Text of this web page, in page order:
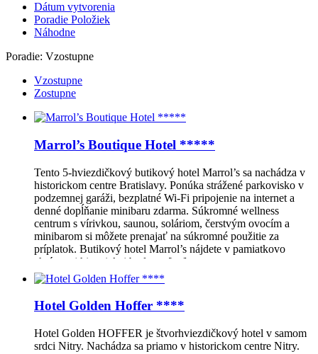
Dátum vytvorenia
Poradie Položiek
Náhodne
Poradie: Vzostupne
Vzostupne
Zostupne
Marrol’s Boutique Hotel *****
Tento 5-hviezdičkový butikový hotel Marrol’s sa nachádza v
historickom centre Bratislavy. Ponúka strážené parkovisko v
podzemnej garáži, bezplatné Wi-Fi pripojenie na internet a
denné dopĺňanie minibaru zdarma. Súkromné wellness
centrum s vírivkou, saunou, soláriom, čerstvým ovocím a
minibarom si môžete prenajať na súkromné ​​použitie za
príplatok. Butikový hotel Marrol’s nájdete v pamiatkovo
chránenej historickej budove, […]
Hotel Golden Hoffer ****
Hotel Golden HOFFER je štvorhviezdičkový hotel v samom
srdci Nitry. Nachádza sa priamo v historickom centre Nitry.